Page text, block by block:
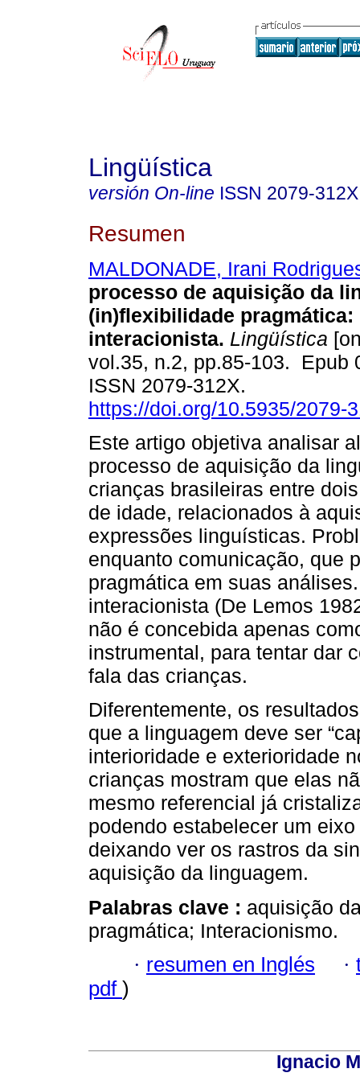
Lingüística
versión On-line ISSN 2079-312X
Resumen
MALDONADE, Irani
processo de aquisição da
(in)flexibilidade pragmática:
interacionista. Lingüística
vol.35, n.2, pp.85-103. Epub
ISSN 2079-312X.
https://doi.org/10.5935/2079-
Este artigo objetiva analisar
processo de aquisição da
crianças brasileiras entre
de idade, relacionados à
expressões linguísticas.
enquanto comunicação, que
pragmática em suas
interacionista (De Lemos
não é concebida apenas
instrumental, para tentar dar
fala das crianças.
Diferentemente, os
que a linguagem deve ser
interioridade e exterioridade
crianças mostram que elas
mesmo referencial já
podendo estabelecer um
deixando ver os rastros da
aquisição da linguagem.
Palabras clave : aquisição
pragmática; Interacionismo.
· resumen en Inglés ·
pdf )
Ignacio